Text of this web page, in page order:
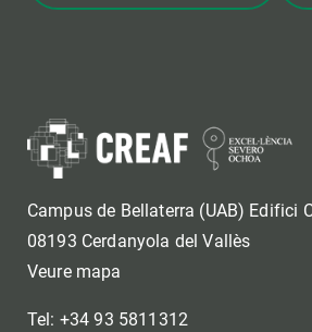
Campus de Bellaterra (UAB) Edifici
08193 Cerdanyola del Vallès
Veure mapa
Tel: +34 93 5811312